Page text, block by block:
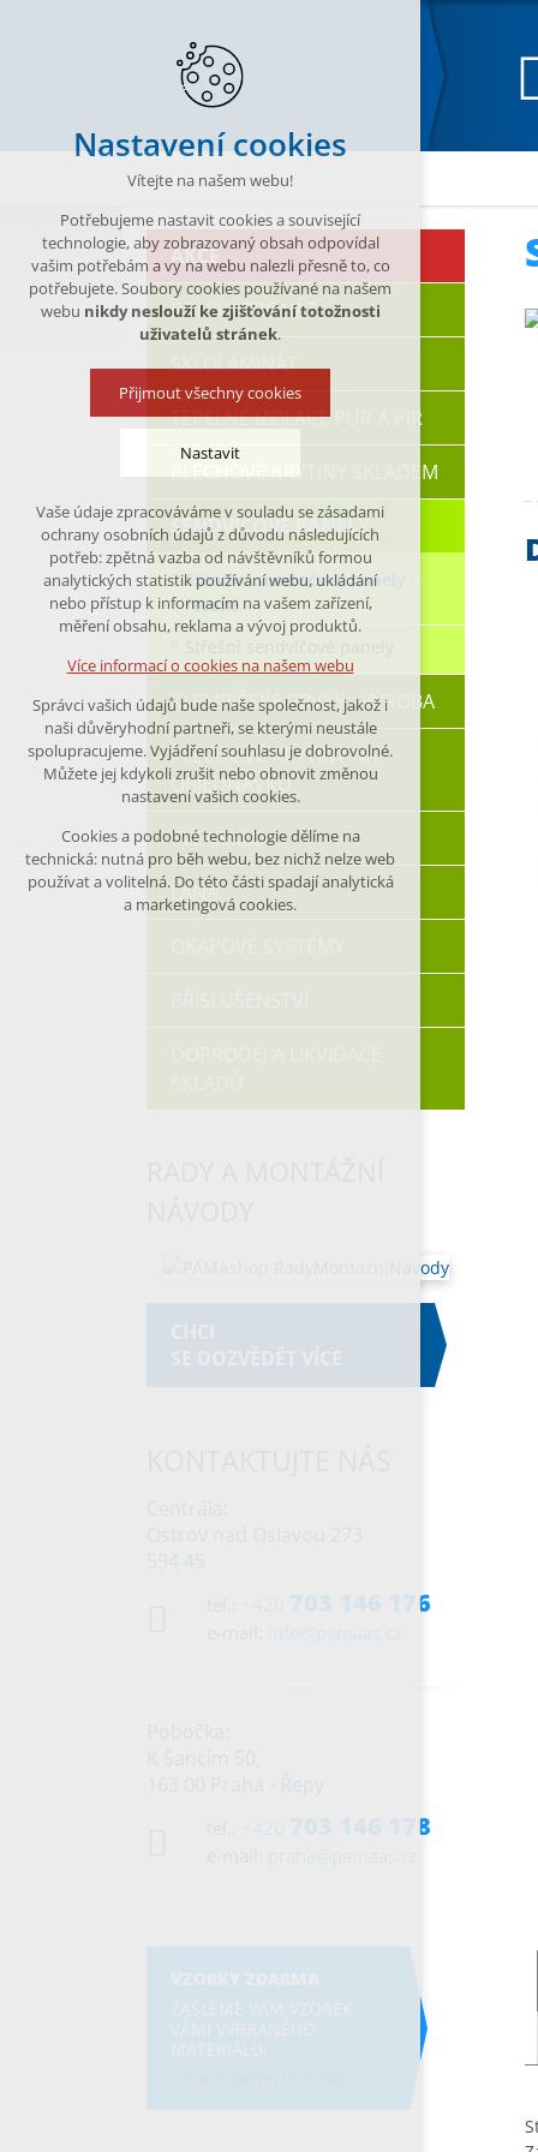
Katalog SENDVIČOVÉ PANELY
AKCE
POLYKARBONÁT
SKLOLAMINÁT
TEPELNÉ IZOLACE PUR A PIR
PLECHOVÉ KRYTINY SKLADEM
SENDVIČOVÉ PANELY
Stěnové sendvičové panely -
řezané
KLEMPÍŘSKÉ PRVKY - VÝROBA
PLECHOVÉ KRYTINY NA
OBJEDNÁVKU
PLEXISKLO
LANA
703 146 176
703 146 178
Nastavení cookies
Vítejte na našem webu!
Potřebujeme nastavit cookies a související
technologie, aby zobrazovaný obsah odpovídal
vašim potřebám a vy na webu nalezli přesně to, co
potřebujete. Soubory cookies používané na našem
webu nikdy neslouží ke zjišťování totožnosti
uživatelů stránek.
Přijmout všechny cookies
Nastavit
Technická cookies
nutná pro provozování webu
udržení kontextu stránek (session):
případná přihlášení, volby jazyka, apod.
Volitelná cookies
vyhodnocení návštěvnosti
marketingová cookies (Google)
Více informací o cookies na našem webu
Přijmout všechny cookies
Vaše údaje zpracováváme v souladu se zásadami
ochrany osobních údajů z důvodu následujících
potřeb: zpětná vazba od návštěvníků formou
analytických statistik používání webu, ukládání
nebo přístup k informacím na vašem zařízení,
měření obsahu, reklama a vývoj produktů.
Více informací o cookies na našem webu
Správci vašich údajů bude naše společnost, jakož i
naši důvěryhodní partneři, se kterými neustále
spolupracujeme. Vyjádření souhlasu je dobrovolné.
Můžete jej kdykoli zrušit nebo obnovit změnou
nastavení vašich cookies.
Cookies a podobné technologie dělíme na
technická: nutná pro běh webu, bez nichž nelze web
používat a volitelná. Do této části spadají analytická
a marketingová cookies.